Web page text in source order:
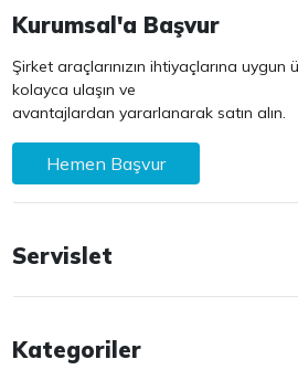
Kurumsal'a Başvur
Şirket araçlarınızın ihtiyaçlarına uygun
kolayca ulaşın ve
avantajlardan yararlanarak satın alın.
Hemen Başvur
Servislet
Kategoriler